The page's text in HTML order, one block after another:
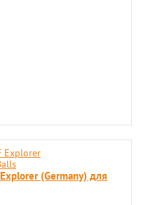
(Germany) для